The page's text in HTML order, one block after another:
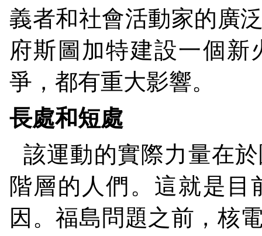
義者和社會活動家的廣
府斯圖加特建設一個
爭，都有重大影響。
長處和短處
該運動的實際力量在
階層的人們。這就是
因。福島問題之前，核